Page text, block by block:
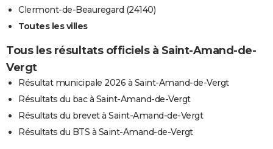
Clermont-de-Beauregard (24140)
Toutes les villes
Tous les résultats officiels à Saint-Amand-de-
Vergt
Résultat municipale 2026 à Saint-Amand-de-Vergt
Résultats du bac à Saint-Amand-de-Vergt
Résultats du brevet à Saint-Amand-de-Vergt
Résultats du BTS à Saint-Amand-de-Vergt